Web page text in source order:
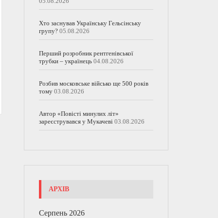
Хто заснував Українську Гельсінську
групу? 05.08.2026
Перший розробник рентгенівської
трубки – українець 04.08.2026
Розбив московське військо ще 500 років
тому 03.08.2026
Автор «Повісті минулих літ»
зареєструвався у Мукачеві 03.08.2026
АРХІВ
Серпень 2026